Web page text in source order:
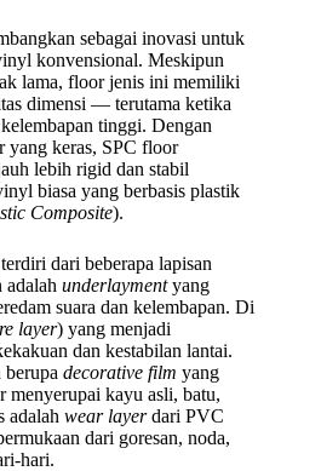
sebagai inovasi untuk
konvensional. Meskipun
lama, floor jenis ini memiliki
dimensi — terutama ketika
tinggi. Dengan
yang keras, SPC floor
lebih rigid dan stabil
biasa yang berbasis plastik
Composite).
dari beberapa lapisan
adalah underlaymentyang
suara dan kelembapan. Di
layer) yang menjadi
dan kestabilan lantai.
berupa decorative film yang
menyerupai kayu asli, batu,
adalah wear layerdari PVC
dari goresan, noda,
hari.